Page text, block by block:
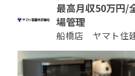
最高月収50万円/
場管理
船橋店 ヤマト住